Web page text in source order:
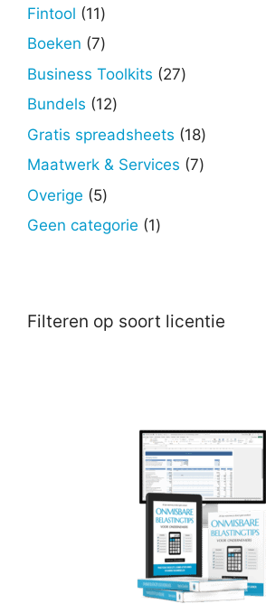
Fintool 1111
producten
Boeken 77
producten
Business Toolkits 2727
Bundels 1212
producten
Gratis spreadsheets 1818
producten
Maatwerk & Services 77
Overige 55
producten
Geen categorie 11
Filteren op soort licentie